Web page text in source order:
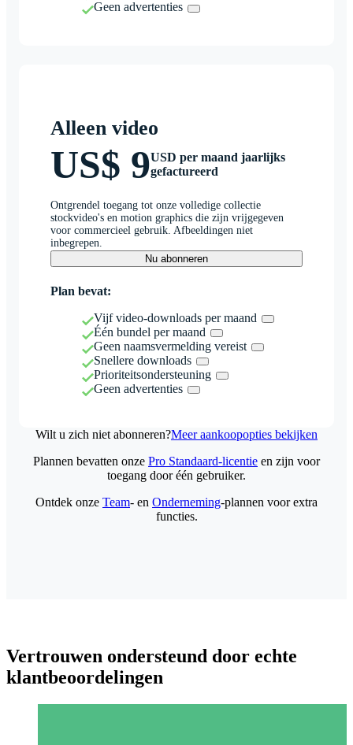
Geen advertenties
Alleen video
US$ 9USD per maand jaarlijks
gefactureerd
Ontgrendel toegang tot onze volledige collectie
stockvideo's en motion graphics die zijn vrijgegeven
voor commercieel gebruik. Afbeeldingen niet
inbegrepen.
Nu abonneren
Plan bevat:
Vijf video-downloads per maand
Één bundel per maand
Geen naamsvermelding vereist
Snellere downloads
Prioriteitsondersteuning
Geen advertenties
Wilt u zich niet abonneren?Meer aankoopopties bekijken
Plannen bevatten onze Pro Standaard-licentie en zijn voor
toegang door één gebruiker.
Ontdek onze Team- en Onderneming-plannen voor extra
functies.
Vertrouwen ondersteund door echte
klantbeoordelingen